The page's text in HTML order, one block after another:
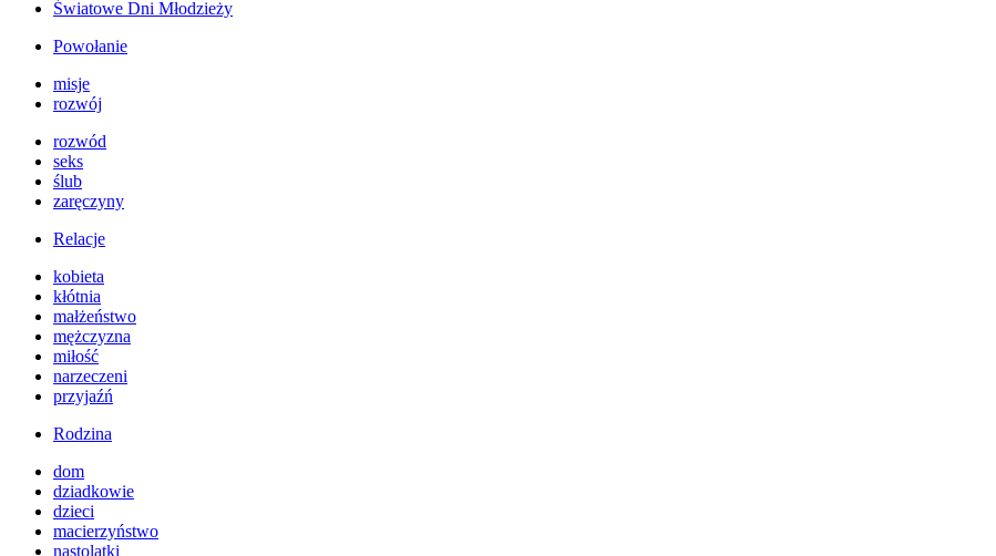
Światowe Dni Młodzieży
Powołanie
misje
rozwój
rozwód
seks
ślub
zaręczyny
Relacje
kobieta
kłótnia
małżeństwo
mężczyzna
miłość
narzeczeni
przyjaźń
Rodzina
dom
dziadkowie
dzieci
macierzyństwo
nastolatki